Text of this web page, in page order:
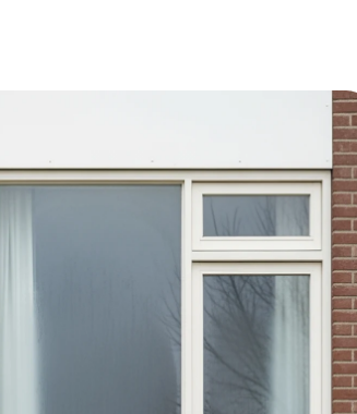
Glasisolatie is dé
de huidige gasprijzen bespaar je al snel
over 30 jaar!
in